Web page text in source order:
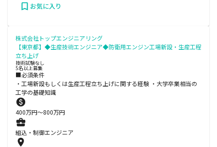
お気に入り
株式会社トップエンジニアリング
【東京都】◆生産技術エンジニア◆防衛用エンジン工場新設・生産工程
立ち上げ
技術試験なし
5名以上募集
■必須条件
・工場新設もしくは生産工程立ち上げに関する経験 ・大学卒業相当の
工学の基礎知識
400万円〜800万円
組込・制御エンジニア